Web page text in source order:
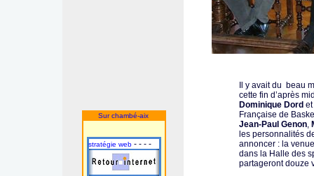
Sur chambé-aix
stratégie web - - - -
Il y avait du beau
cette fin d’après
Dominique Dord
Française de
Jean-Paul Genon,
les personnalités
annoncer : la
dans la Halle des
partageront douze